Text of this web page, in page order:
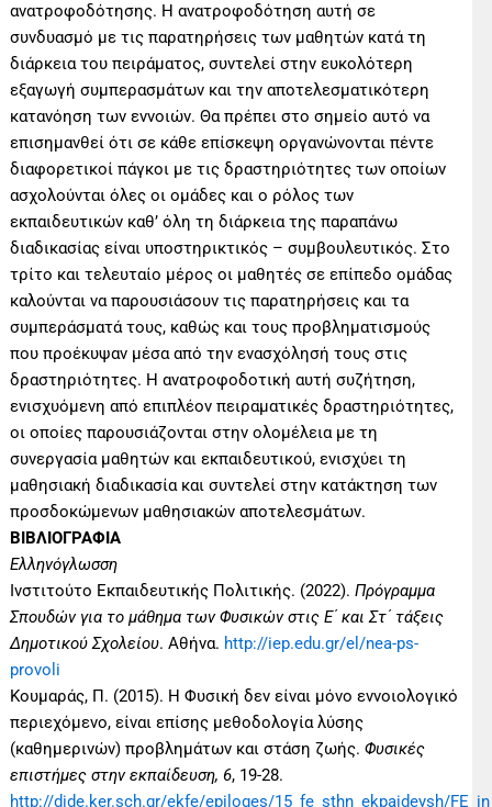
ανατροφοδότησης. Η ανατροφοδότηση αυτή σε
συνδυασμό με τις παρατηρήσεις των μαθητών κατά τη
διάρκεια του πειράματος, συντελεί στην ευκολότερη
εξαγωγή συμπερασμάτων και την αποτελεσματικότερη
κατανόηση των εννοιών. Θα πρέπει στο σημείο αυτό να
επισημανθεί ότι σε κάθε επίσκεψη οργανώνονται πέντε
διαφορετικοί πάγκοι με τις δραστηριότητες των οποίων
ασχολούνται όλες οι ομάδες και ο ρόλος των
εκπαιδευτικών καθ’ όλη τη διάρκεια της παραπάνω
διαδικασίας είναι υποστηρικτικός – συμβουλευτικός. Στο
τρίτο και τελευταίο μέρος οι μαθητές σε επίπεδο ομάδας
καλούνται να παρουσιάσουν τις παρατηρήσεις και τα
συμπεράσματά τους, καθώς και τους προβληματισμούς
που προέκυψαν μέσα από την ενασχόλησή τους στις
δραστηριότητες. Η ανατροφοδοτική αυτή συζήτηση,
ενισχυόμενη από επιπλέον πειραματικές δραστηριότητες,
οι οποίες παρουσιάζονται στην ολομέλεια με τη
συνεργασία μαθητών και εκπαιδευτικού, ενισχύει τη
μαθησιακή διαδικασία και συντελεί στην κατάκτηση των
προσδοκώμενων μαθησιακών αποτελεσμάτων.
ΒΙΒΛΙΟΓΡΑΦΙΑ
Ελληνόγλωσση
Ινστιτούτο Εκπαιδευτικής Πολιτικής. (2022).Πρόγραμμα
Σπουδών για το μάθημα των Φυσικών στις Ε΄ και Στ΄ τάξεις
Δημοτικού Σχολείου. Αθήνα. http://iep.edu.gr/el/nea-ps-
provoli
Κουμαράς, Π. (2015). Η Φυσική δεν είναι μόνο εννοιολογικό
περιεχόμενο, είναι επίσης μεθοδολογία λύσης
(καθημερινών) προβλημάτων και στάση ζωής.Φυσικές
επιστήμες στην εκπαίδευση, 6, 19-28.
http://dide.ker.sch.gr/ekfe/epiloges/15_fe_sthn_ekpaideysh/